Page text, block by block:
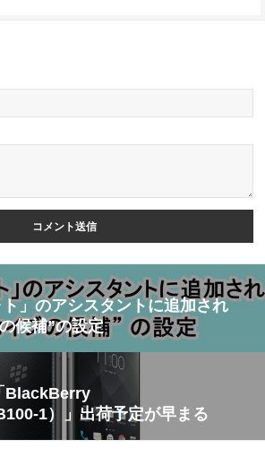
」のアシスタントに追加され
候補”の設定
BlackBerry
1）」出荷予定が早まる